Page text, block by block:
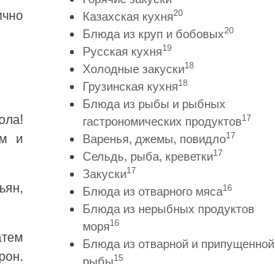
и
Казахская кухня20
Блюда из круп и бобовых20
Русская кухня19
Холодные закуски18
Грузинская кухня18
Блюда из рыбы и рыбных
гастрономических продуктов17
Варенья, джемы, повидло17
Сельдь, рыба, креветки17
Закуски17
Блюда из отварного мяса16
Блюда из нерыбных продуктов
моря16
Блюда из отварной и припущенной
рыбы15